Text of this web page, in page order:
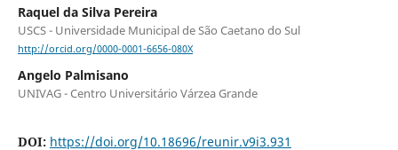
Raquel da Silva Pereira
USCS - Universidade Municipal de São Caetano do Sul
http://orcid.org/0000-0001-6656-080X
Angelo Palmisano
UNIVAG - Centro Universitário Várzea Grande
DOI: https://doi.org/10.18696/reunir.v9i3.931